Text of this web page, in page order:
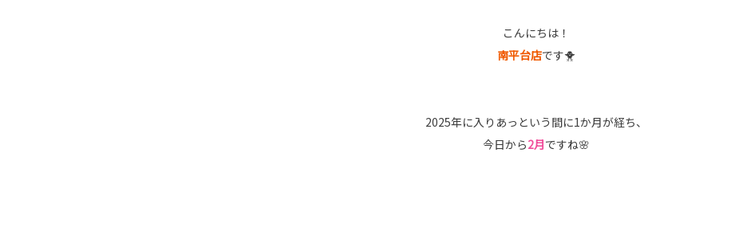
こんにちは！
南平台店です🐥
2025年に入りあっという間に1か月が経ち、
今日から2月ですね🌸